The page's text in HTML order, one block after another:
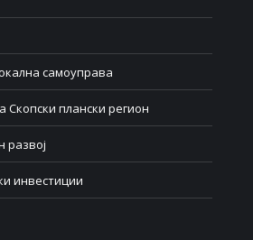
самоуправа
Скопски плански регион
развој
инвестиции